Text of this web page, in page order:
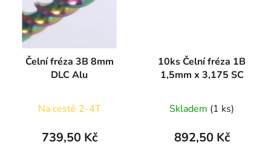
Čelní fréza 3B 8mm
DLC Alu
Na cestě 2-4T
739,50 Kč
10ks Čelní fréza 1B
1,5mm x 3,175 SC
Skladem (1 ks)
892,50 Kč